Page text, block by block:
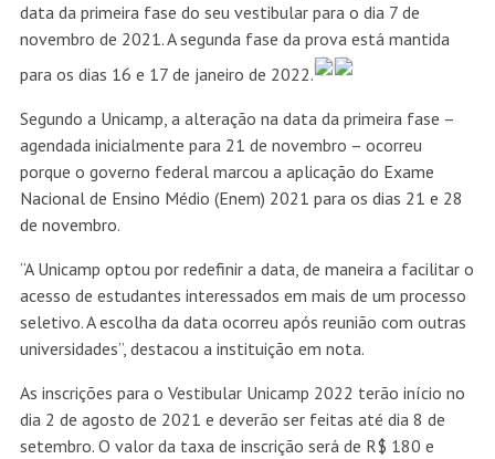
data da primeira fase do seu vestibular para o dia 7 de
novembro de 2021. A segunda fase da prova está mantida
para os dias 16 e 17 de janeiro de 2022.
Segundo a Unicamp, a alteração na data da primeira fase –
agendada inicialmente para 21 de novembro – ocorreu
porque o governo federal marcou a aplicação do Exame
Nacional de Ensino Médio (Enem) 2021 para os dias 21 e 28
de novembro.
“A Unicamp optou por redefinir a data, de maneira a facilitar o
acesso de estudantes interessados em mais de um processo
seletivo. A escolha da data ocorreu após reunião com outras
universidades”, destacou a instituição em nota.
As inscrições para o Vestibular Unicamp 2022 terão início no
dia 2 de agosto de 2021 e deverão ser feitas até dia 8 de
setembro. O valor da taxa de inscrição será de R$ 180 e